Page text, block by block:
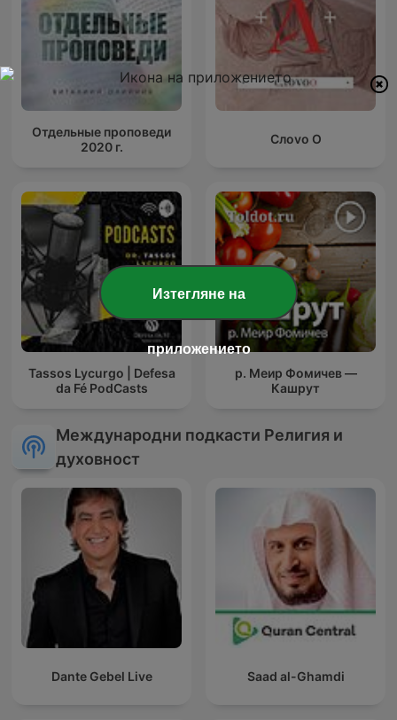
Отдельные проповеди
2020 г.
Слоvо О
Tassos Lycurgo | Defesa
da Fé PodCasts
р. Меир Фомичев —
Кашрут
Международни подкасти Религия и
духовност
Dante Gebel Live Saad al-Ghamdi
Изтегляне на
приложението